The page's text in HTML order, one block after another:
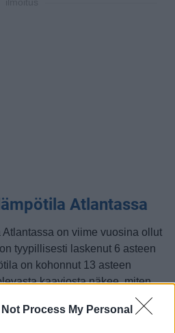
Not Process My Personal
Atlantassa
on viime vuosina ollut
tyypillisesti laskenut 6 asteen
on kohonnut 13 asteen
kaaviosta näkee, miten
keskimäärin ollut joulukuussa
jolla lämpötila tavallisina